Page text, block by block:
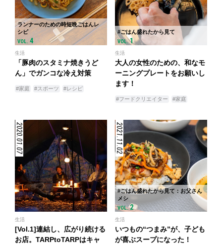
ランナーのための時短晩ごはんレ
シピ
VOL.4
生活
「豚肉のスタミナ焼きうど
ん」でガンコな冷え対策
#家庭 #スポーツ #レシピ
#ごはん盛れたから見て
VOL.1
生活
大人の女性のための、和なモ
ーニングプレートをお願いし
ます！
#フードクリエイター #家庭
2020.01.07
生活
[Vol.1]連結し、広がり続ける
お店。TARPtoTARPはキャ
2021.11.02
#ごはん盛れたから見て：お父さん
メシ
VOL.2
生活
いつもの“つまみ”が、子ども
が喜ぶスープになった！